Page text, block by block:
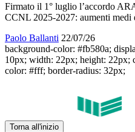
Firmato il 1° luglio l’accordo
CCNL 2025-2027: aumenti
Paolo Ballanti 22/07/26
background-color: #fb580a;
10px; width: 22px; height: 22px;
color: #fff; border-radius: 32px;
Torna all'inizio